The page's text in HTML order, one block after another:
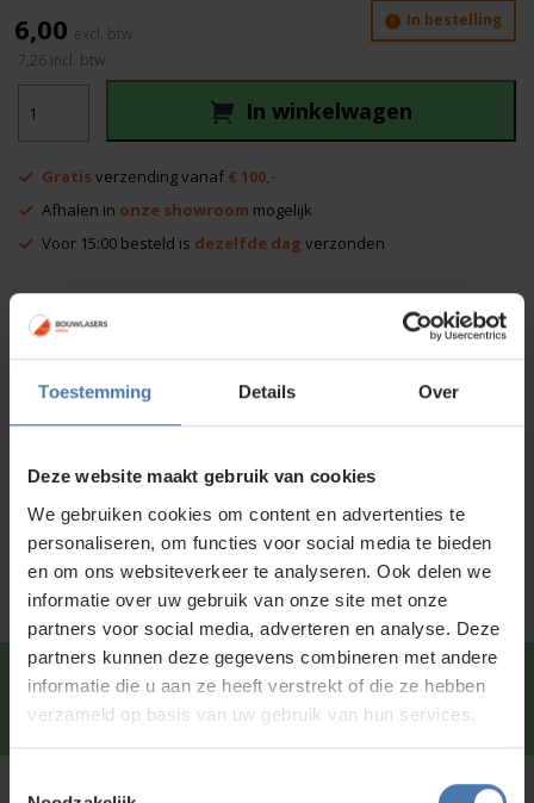
Toestemming Details Over
Deze website maakt gebruik van cookies
We gebruiken cookies om content en advertenties te
personaliseren, om functies voor social media te bieden
en om ons websiteverkeer te analyseren. Ook delen we
informatie over uw gebruik van onze site met onze
partners voor social media, adverteren en analyse. Deze
partners kunnen deze gegevens combineren met andere
informatie die u aan ze heeft verstrekt of die ze hebben
verzameld op basis van uw gebruik van hun services.
In bestelling
houder
Einhell
7,26 incl. btw
In winkelwagen
6,00
Gratis verzending vanaf € 100,-
Afhalen in onze showroom mogelijk
Voor 15:00 besteld is dezelfde dag verzonden
Productinformatie
Standaard meegeleverd
Downloads
Service en kalibratie
Snel en direct contact?We beantwoorden je vragen
graag viaWhatsapp.